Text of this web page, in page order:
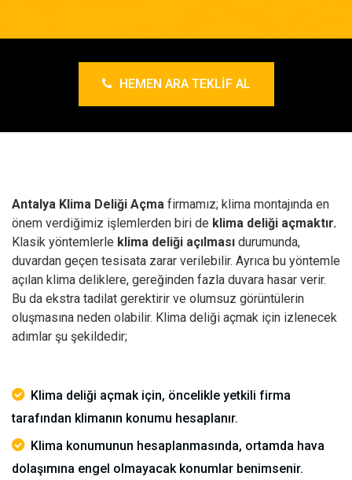
HEMEN ARA TEKLIF AL
Antalya Klima Deliği Açma firmamız; klima montajında en
önem verdiğimiz işlemlerden biri de klima deliği açmaktır.
Klasik yöntemlerle klima deliği açılması durumunda,
duvardan geçen tesisata zarar verilebilir. Ayrıca bu yöntemle
açılan klima deliklere, gereğinden fazla duvara hasar verir.
Bu da ekstra tadilat gerektirir ve olumsuz görüntülerin
oluşmasına neden olabilir. Klima deliği açmak için izlenecek
adımlar şu şekildedir;
Klima deliği açmak için, öncelikle yetkili firma
tarafından klimanın konumu hesaplanır.
Klima konumunun hesaplanmasında, ortamda hava
dolaşımına engel olmayacak konumlar benimsenir.